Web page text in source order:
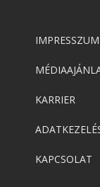
IMPRESSZUM
KARRIER
KAPCSOLAT